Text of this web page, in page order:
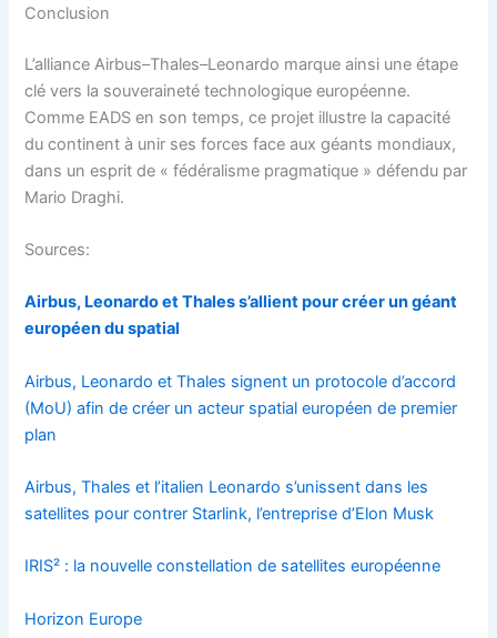
Conclusion
L’alliance Airbus–Thales–Leonardo marque ainsi une étape
clé vers la souveraineté technologique européenne.
Comme EADS en son temps, ce projet illustre la capacité
du continent à unir ses forces face aux géants mondiaux,
dans un esprit de « fédéralisme pragmatique » défendu par
Mario Draghi.
Sources:
Airbus, Leonardo et Thales s’allient pour créer un géant
européen du spatial
Airbus, Leonardo et Thales signent un protocole d’accord
(MoU) afin de créer un acteur spatial européen de premier
plan
Airbus, Thales et l’italien Leonardo s’unissent dans les
satellites pour contrer Starlink, l’entreprise d’Elon Musk
IRIS² : la nouvelle constellation de satellites européenne
Horizon Europe